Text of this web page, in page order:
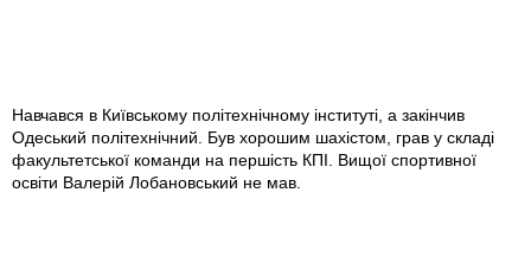
Навчався в Київському політехнічному інституті, а закінчив
Одеський політехнічний. Був хорошим шахістом, грав у складі
факультетської команди на першість КПІ. Вищої спортивної
освіти Валерій Лобановський не мав.